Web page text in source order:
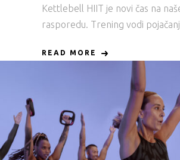
Kettlebell HIIT je novi čas na
rasporedu. Trening vodi
READ MORE